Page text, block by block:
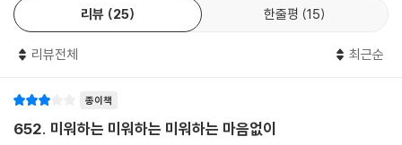
흘러간 것에 대한 존중도 서슴지 않는 사람이다. 그러나 결코 아쉬워하지
않는다. 청춘의 소실을 겪으며 만들어진 다양한 마음의 모양과 어쩔 수 없
이 망각해버린 시간까지, 그는 자신이 느낀 모든 감정을 ‘시’라고 이름 붙이
는 자신을 드러내며 읽는 이에게 묻는다. ‘당신이 사랑하는 것들은 무엇이
리뷰 25 한줄평 15
리뷰전체 최근순
종이책
652. 미워하는 미워하는 미워하는 마음없이